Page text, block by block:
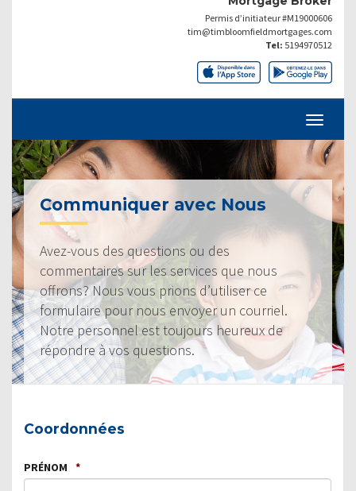
Permis d’initiateur #M19000606
tim@timbloomfieldmortgages.com
Tel: 5194970512
Communiquer avec Nous
Avez-vous des questions ou des
commentaires sur les services que nous
offrons? Nous vous prions d’utiliser ce
formulaire pour nous envoyer un courriel.
Notre personnel est toujours heureux de
répondre à vos questions.
Coordonnées
PRÉNOM *